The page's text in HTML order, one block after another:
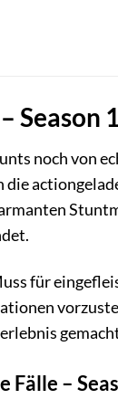
noch von
die
für
Fälle –